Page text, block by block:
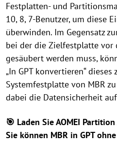
Festplatten- und
10, 8, 7-Benutzer, um diese
überwinden. Im Gegensatz
bei der die Zielfestplatte vor
gesäubert werden muss,
„In GPT konvertieren“
Systemfestplatte von MBR
dabei die Datensicherheit
🎯 Laden Sie AOMEI
Sie können MBR in GPT